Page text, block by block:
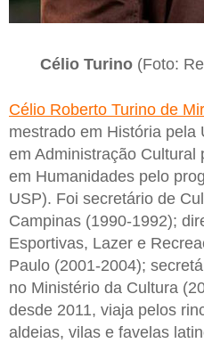
Célio Turino(Foto:
Célio Roberto Turino de
mestrado em História pela
em Administração Cultural
em Humanidades pelo
USP). Foi secretário de
Campinas (1990-1992);
Esportivas, Lazer e
Paulo (2001-2004);
no Ministério da Cultura
desde 2011, viaja pelos
aldeias, vilas e favelas